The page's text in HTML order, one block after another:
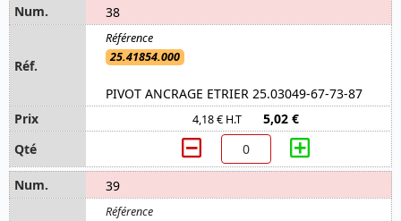
38
25.41854.000
PIVOT ANCRAGE ETRIER 25.03049-67-73-87
4,18 € H.T 5,02 €
39